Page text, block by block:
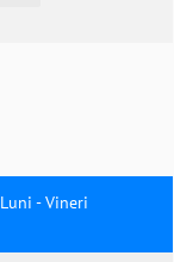
Luni - Vineri